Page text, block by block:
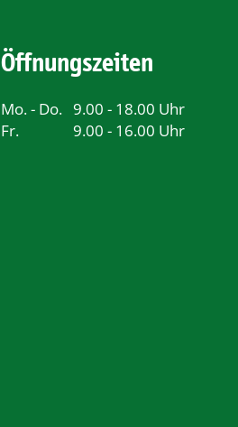
Öffnungszeiten
Mo. - Do. 9.00 - 18.00 Uhr
Fr.
9.00 - 16.00 Uhr